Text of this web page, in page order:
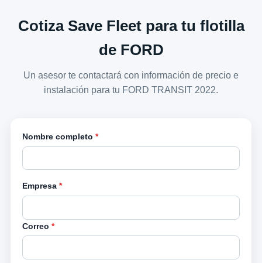
Cotiza Save Fleet para tu flotilla
de FORD
Un asesor te contactará con información de precio e
instalación para tu FORD TRANSIT 2022.
Nombre completo *
Empresa *
Correo *